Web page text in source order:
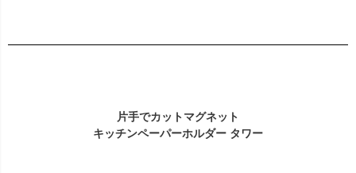
片手でカットマグネット
キッチンペーパーホルダー タワー